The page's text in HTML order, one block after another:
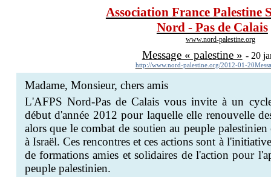
Association France Palestine
Nord - Pas de Calais
www.nord-palestine.org
Message « palestine » - 20
http://www.nord-palestine.org/2012-01-
Madame, Monsieur, chers amis
L'AFPS Nord-Pas de Calais vous invite à un
début d'année 2012 pour laquelle elle renouvelle
alors que le combat de soutien au peuple palestinien
à Israël. Ces rencontres et ces actions sont à
de formations amies et solidaires de l'action pour
peuple palestinien.